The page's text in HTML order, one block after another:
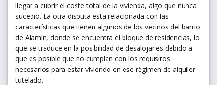
llegar a cubrir el coste total de la vivienda, algo que nunca
sucedió. La otra disputa está relacionada con las
características que tienen algunos de los vecinos del barrio
de Alamín, donde se encuentra el bloque de residencias, lo
que se traduce en la posibilidad de desalojarles debido a
que es posible que no cumplan con los requisitos
necesarios para estar viviendo en ese régimen de alquiler
tutelado.